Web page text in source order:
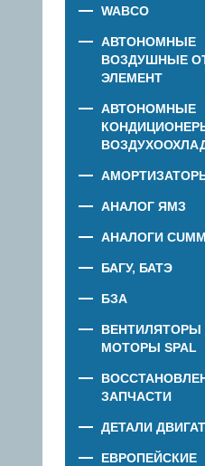
WABCO
АВТОНОМНЫЕ
ВОЗДУШНЫЕ
ЭЛЕМЕНТ
АВТОНОМНЫЕ
АНАЛОГ ЯМЗ
АНАЛОГИ
БАГУ, БАТЭ
БЗА
ВЕНТИЛЯТОРЫ
МОТОРЫ SPAL
ЗАПЧАСТИ
ДЕТАЛИ
ЕВРОПЕЙСКИЕ